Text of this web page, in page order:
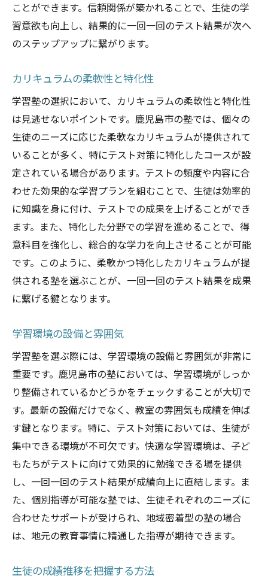
ことができます。信頼関係が築かれることで、生徒の学
習意欲も向上し、結果的に一回一回のテスト結果が次へ
のステップアップに繋がります。
カリキュラムの柔軟性と特化性
学習塾の選択において、カリキュラムの柔軟性と特化性
は見逃せないポイントです。鹿児島市の塾では、個々の
生徒のニーズに応じた柔軟なカリキュラムが提供されて
いることが多く、特にテスト対策に特化したコースが設
定されている場合があります。テストの頻度や内容に合
わせた効果的な学習プランを組むことで、生徒は効率的
に知識を身に付け、テストでの成果を上げることができ
ます。また、特化した分野での学習を進めることで、得
意科目を強化し、総合的な学力を向上させることが可能
です。このように、柔軟かつ特化したカリキュラムが提
供される塾を選ぶことが、一回一回のテスト結果を成果
に繋げる鍵となります。
学習環境の設備と雰囲気
学習塾を選ぶ際には、学習環境の設備と雰囲気が非常に
重要です。鹿児島市の塾においては、学習環境がしっか
り整備されているかどうかをチェックすることが大切で
す。最新の設備だけでなく、教室の雰囲気も成績を伸ば
す鍵となります。特に、テスト対策においては、生徒が
集中できる環境が不可欠です。快適な学習環境は、子ど
もたちがテストに向けて効果的に勉強できる場を提供
し、一回一回のテスト結果が成績向上に直結します。ま
た、個別指導が可能な塾では、生徒それぞれのニーズに
合わせたサポートが受けられ、地域密着型の塾の場合
は、地元の教育事情に精通した指導が期待できます。
生徒の成績推移を把握する方法